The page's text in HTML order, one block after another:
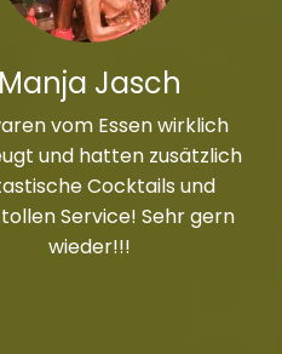
Manja Jasch
vom Essen wirklich
und hatten zusätzlich
Cocktails und
Service! Sehr gern
wieder!!!